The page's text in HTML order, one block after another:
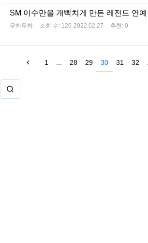
SM 이수만을 개빡치게 만든 레전드 연
무하무하 조회 수: 120 2022.02.27 추천: 0
1 28 29 30 31 32